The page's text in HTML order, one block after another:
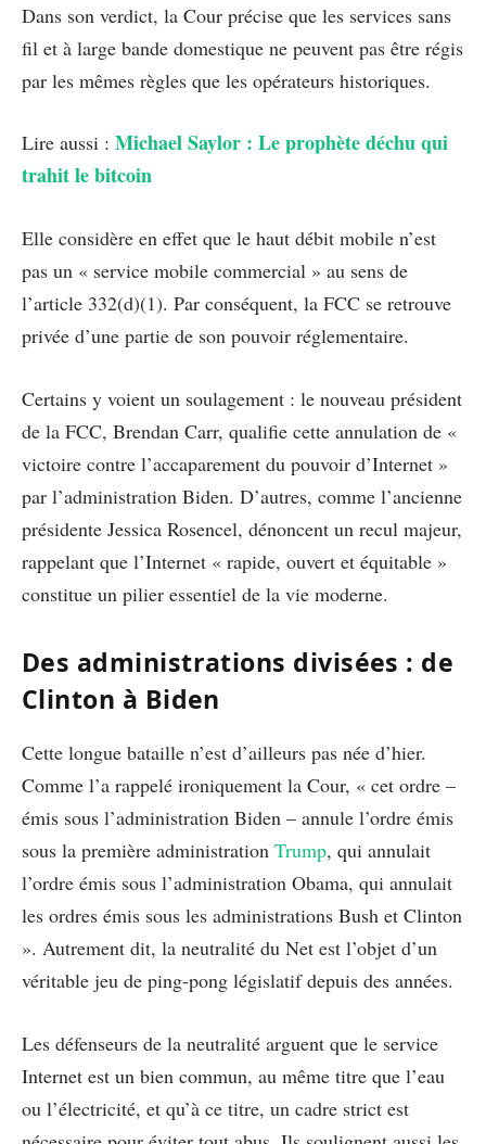
Dans son verdict, la Cour précise que les services sans
fil et à large bande domestique ne peuvent pas être régis
par les mêmes règles que les opérateurs historiques.
Lire aussi : Michael Saylor : Le prophète déchu qui
trahit le bitcoin
Elle considère en effet que le haut débit mobile n’est
pas un « service mobile commercial » au sens de
l’article 332(d)(1). Par conséquent, la FCC se retrouve
privée d’une partie de son pouvoir réglementaire.
Certains y voient un soulagement : le nouveau président
de la FCC, Brendan Carr, qualifie cette annulation de «
victoire contre l’accaparement du pouvoir d’Internet »
par l’administration Biden. D’autres, comme l’ancienne
présidente Jessica Rosencel, dénoncent un recul majeur,
rappelant que l’Internet « rapide, ouvert et équitable »
constitue un pilier essentiel de la vie moderne.
Des administrations divisées : de
Clinton à Biden
Cette longue bataille n’est d’ailleurs pas née d’hier.
Comme l’a rappelé ironiquement la Cour, « cet ordre –
émis sous l’administration Biden – annule l’ordre émis
sous la première administration Trump, qui annulait
l’ordre émis sous l’administration Obama, qui annulait
les ordres émis sous les administrations Bush et Clinton
». Autrement dit, la neutralité du Net est l’objet d’un
véritable jeu de ping-pong législatif depuis des années.
Les défenseurs de la neutralité arguent que le service
Internet est un bien commun, au même titre que l’eau
ou l’électricité, et qu’à ce titre, un cadre strict est